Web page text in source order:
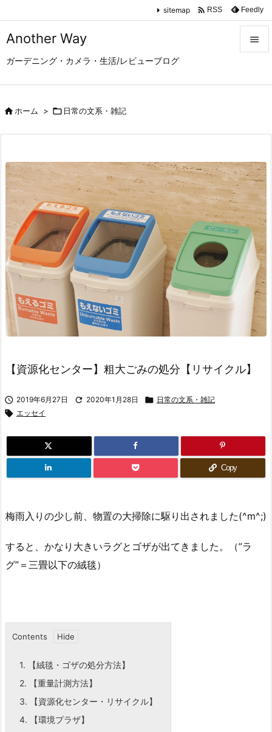
Another Way
ガーデニング・カメラ・生活/レビューブログ


次へ

検索
sitemap  RSS Feedly
ホーム >  日常の文系・雑記
【資源化センター】粗大ごみの処分【リサイクル】
 2019年6月27日  2020年1月28日  日常の文系・雑記
 エッセイ
Copy
梅雨入りの少し前、物置の大掃除に駆り出されました(^m^;)
すると、かなり大きいラグとゴザが出てきました。（”ラ
グ”＝三畳以下の絨毯）
Contents
1. 【絨毯・ゴザの処分方法】
2. 【重量計測方法】
3. 【資源化センター・リサイクル】
4. 【環境プラザ】